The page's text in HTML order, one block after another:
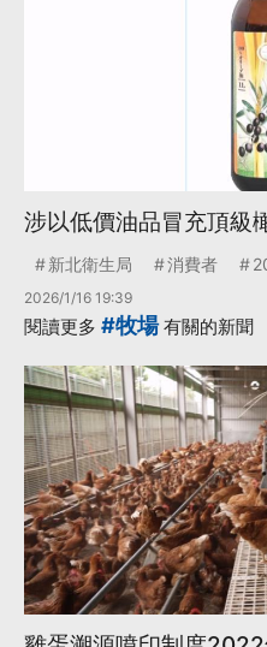
涉以低價油品冒充頂級
新北衛生局 消費者
2026/1/16 19:39
閱讀更多 #牧場有關的新聞